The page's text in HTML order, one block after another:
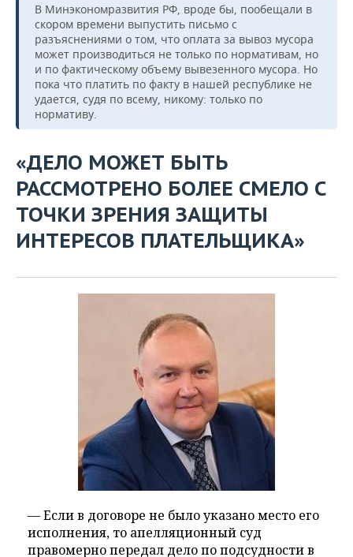
В Минэкономразвития РФ, вроде бы, пообещали в
скором времени выпустить письмо с
разъяснениями о том, что оплата за вывоз мусора
может производиться не только по нормативам, но
и по фактическому объему вывезенного мусора. Но
пока что платить по факту в нашей республике не
удается, судя по всему, никому: только по
нормативу.
«ДЕЛО МОЖЕТ БЫТЬ
РАССМОТРЕНО БОЛЕЕ СМЕЛО С
ТОЧКИ ЗРЕНИЯ ЗАЩИТЫ
ИНТЕРЕСОВ ПЛАТЕЛЬЩИКА»
— Если в договоре не было указано место его
исполнения, то апелляционный суд
правомерно передал дело по подсудности в